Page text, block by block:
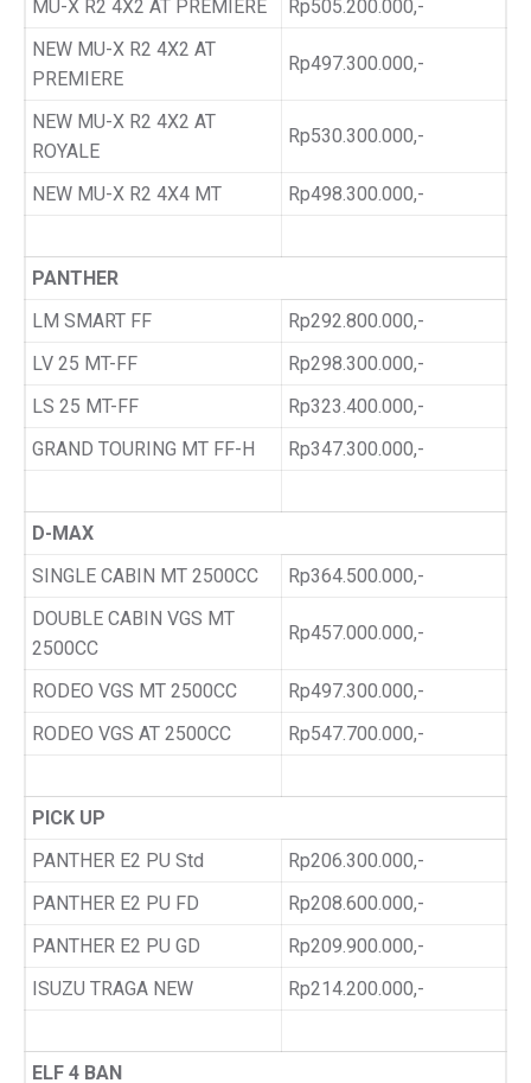
MU-X R2 4X2 AT PREMIERE
Rp505.200.000,-
NEW MU-X R2 4X2 AT
PREMIERE
Rp497.300.000,-
NEW MU-X R2 4X2 AT
ROYALE
Rp530.300.000,-
NEW MU-X R2 4X4 MT Rp498.300.000,-
PANTHER
LM SMART FF
Rp292.800.000,-
LV 25 MT-FF
Rp298.300.000,-
LS 25 MT-FF
Rp323.400.000,-
GRAND TOURING MT FF-H
Rp347.300.000,-
D-MAX
SINGLE CABIN MT 2500CC
Rp364.500.000,-
DOUBLE CABIN VGS MT
2500CC
Rp457.000.000,-
RODEO VGS MT 2500CC
Rp497.300.000,-
RODEO VGS AT 2500CC
Rp547.700.000,-
PICK UP
PANTHER E2 PU Std
Rp206.300.000,-
PANTHER E2 PU FD
Rp208.600.000,-
PANTHER E2 PU GD
Rp209.900.000,-
ISUZU TRAGA NEW
Rp214.200.000,-
ELF 4 BAN